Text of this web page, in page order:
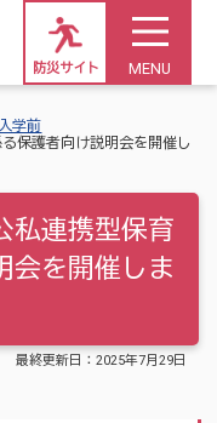
防災サイト MENU
学前
保護者向け説明会を開催し
私連携型保育
会を開催しま
最終更新日： 2025年7月29日